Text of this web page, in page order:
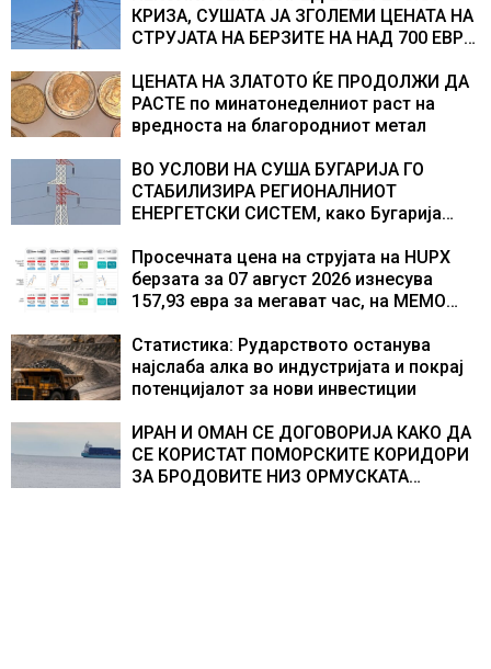
КРИЗА, СУШАТА ЈА ЗГОЛЕМИ ЦЕНАТА НА
СТРУЈАТА НА БЕРЗИТЕ НА НАД 700 ЕВРА
ЦЕНАТА НА ЗЛАТОТО ЌЕ ПРОДОЛЖИ ДА
РАСТЕ по минатонеделниот раст на
вредноста на благородниот метал
ВО УСЛОВИ НА СУША БУГАРИЈА ГО
СТАБИЛИЗИРА РЕГИОНАЛНИОТ
ЕНЕРГЕТСКИ СИСТЕМ, како Бугарија
складирање на енергија од батерии
Просечната цена на струјата на HUPX
берзата за 07 август 2026 изнесува
157,93 евра за мегават час, на МЕМО
Статистика: Рударството останува
најслаба алка во индустријата и покрај
потенцијалот за нови инвестиции
ИРАН И ОМАН СЕ ДОГОВОРИЈА КАКО ДА
СЕ КОРИСТАТ ПОМОРСКИТЕ КОРИДОРИ
ЗА БРОДОВИТЕ НИЗ ОРМУСКАТА